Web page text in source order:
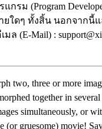
กรม (Program
ยใดๆ ทั้งสิ้น นอกจาก
(E-Mail) :
two, three or more
together in
simultaneously, or
gruesome) movie!